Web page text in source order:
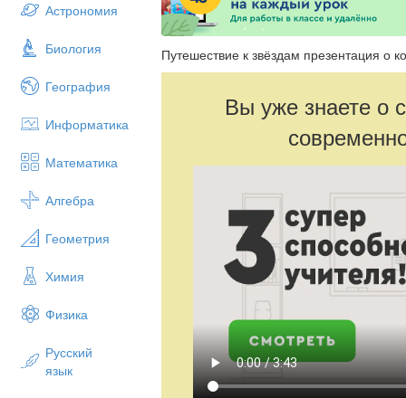
Астрономия
Биология
География
Информатика
Математика
Алгебра
Геометрия
Химия
Физика
Русский
язык
Путешествие к звёздам презентация о
Вы уже знаете о